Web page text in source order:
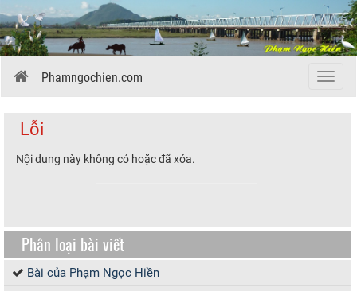
Menu
Phamngochien.com
Lỗi
Nội dung này không có hoặc đã xóa.
Phân loại bài viết
Bài của Phạm Ngọc Hiền